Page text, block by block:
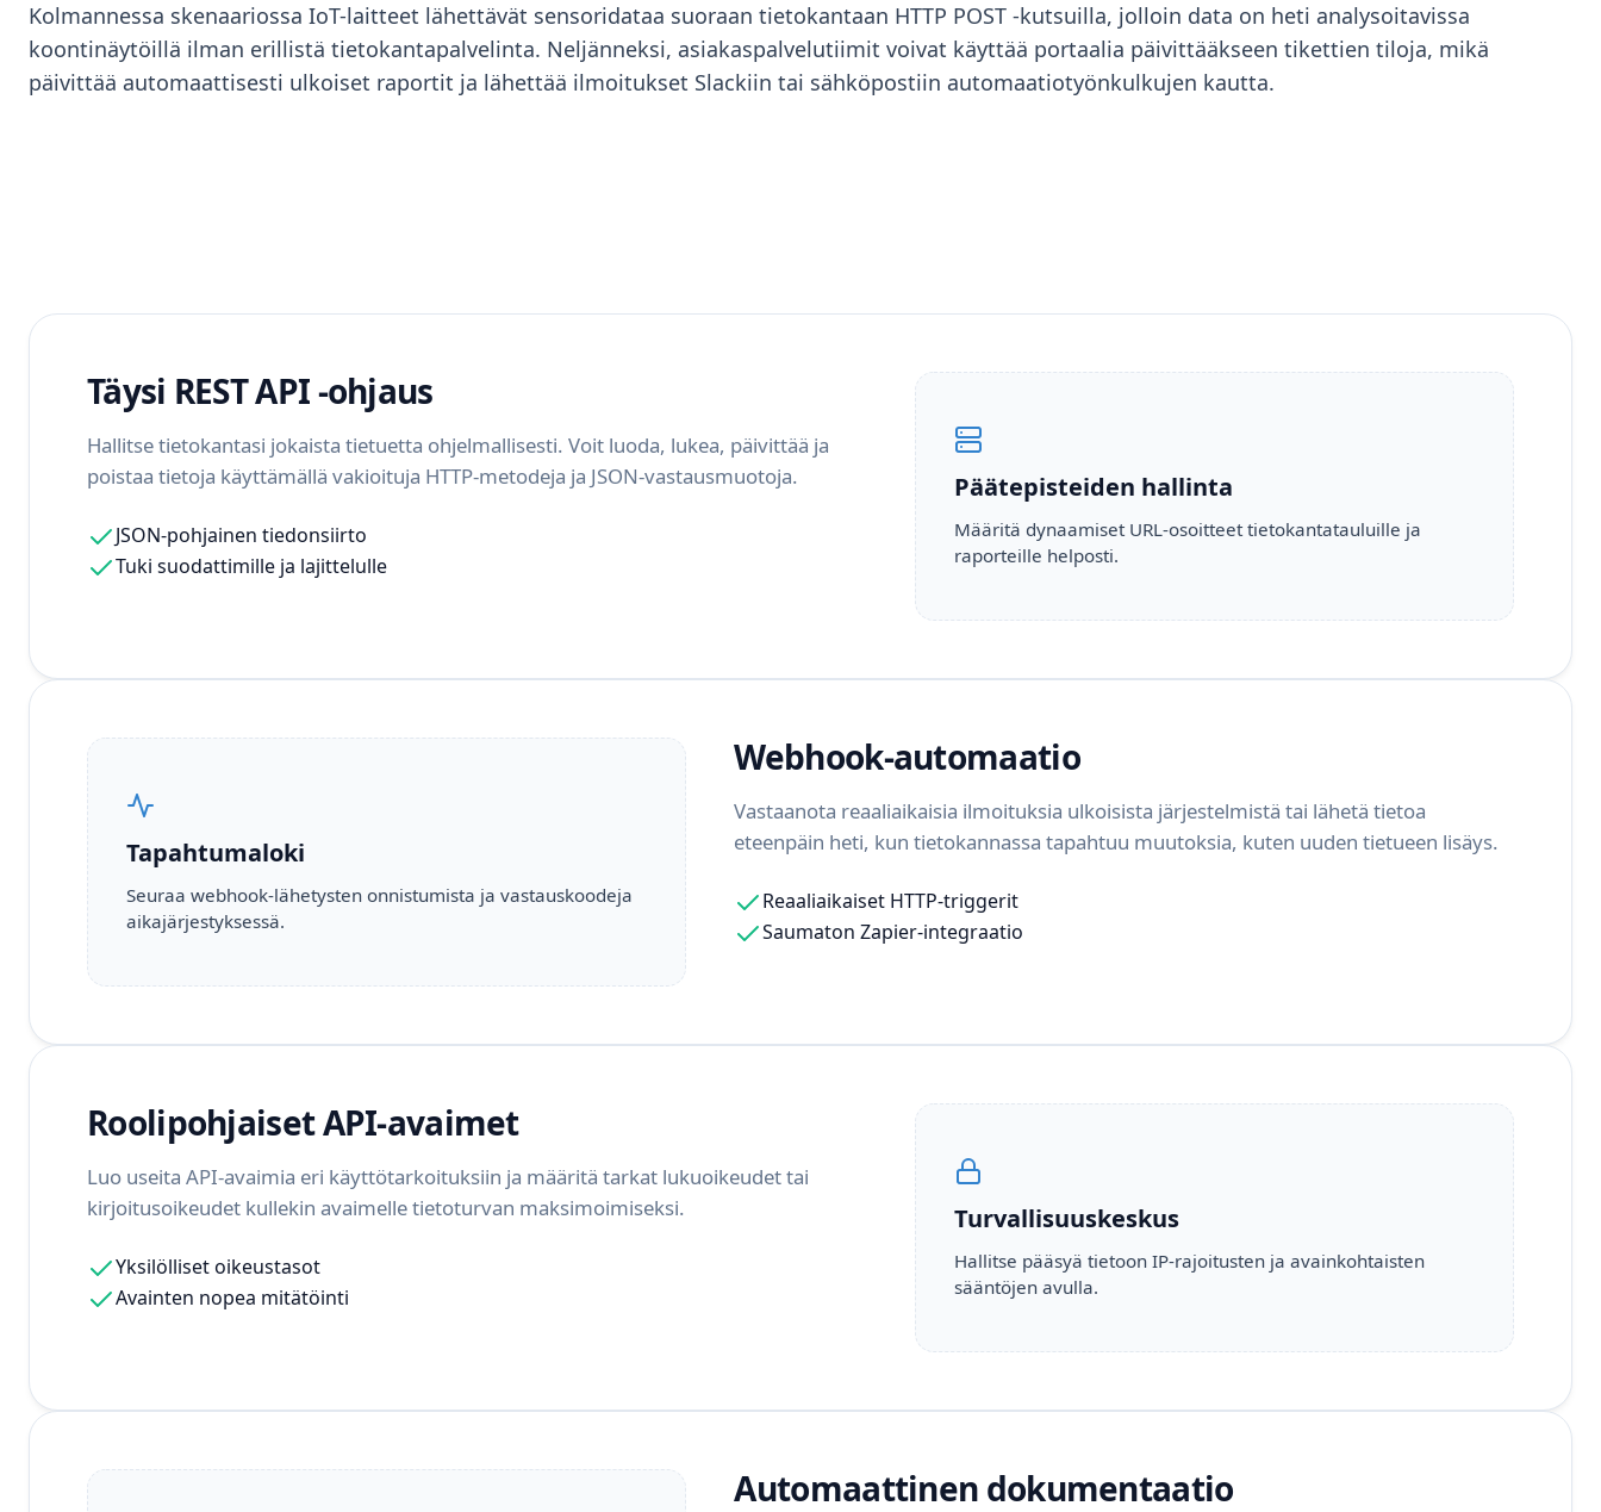
Kolmannessa skenaariossa IoT-laitteet lähettävät sensoridataa suoraan tietokantaan HTTP POST -kutsuilla, jolloin data on heti analysoitavissa
koontinäytöillä ilman erillistä tietokantapalvelinta. Neljänneksi, asiakaspalvelutiimit voivat käyttää portaalia päivittääkseen tikettien tiloja, mikä
päivittää automaattisesti ulkoiset raportit ja lähettää ilmoitukset Slackiin tai sähköpostiin automaatiotyönkulkujen kautta.
Täysi REST API -ohjaus
Hallitse tietokantasi jokaista tietuetta ohjelmallisesti. Voit luoda, lukea, päivittää ja
poistaa tietoja käyttämällä vakioituja HTTP-metodeja ja JSON-vastausmuotoja.
JSON-pohjainen tiedonsiirto
Tuki suodattimille ja lajittelulle
Päätepisteiden hallinta
Määritä dynaamiset URL-osoitteet tietokantatauluille ja
raporteille helposti.
Webhook-automaatio
Vastaanota reaaliaikaisia ilmoituksia ulkoisista järjestelmistä tai lähetä tietoa
eteenpäin heti, kun tietokannassa tapahtuu muutoksia, kuten uuden tietueen lisäys.
Reaaliaikaiset HTTP-triggerit
Saumaton Zapier-integraatio
Tapahtumaloki
Seuraa webhook-lähetysten onnistumista ja vastauskoodeja
aikajärjestyksessä.
Roolipohjaiset API-avaimet
Luo useita API-avaimia eri käyttötarkoituksiin ja määritä tarkat lukuoikeudet tai
kirjoitusoikeudet kullekin avaimelle tietoturvan maksimoimiseksi.
Yksilölliset oikeustasot
Avainten nopea mitätöinti
Turvallisuuskeskus
Hallitse pääsyä tietoon IP-rajoitusten ja avainkohtaisten
sääntöjen avulla.
Automaattinen dokumentaatio